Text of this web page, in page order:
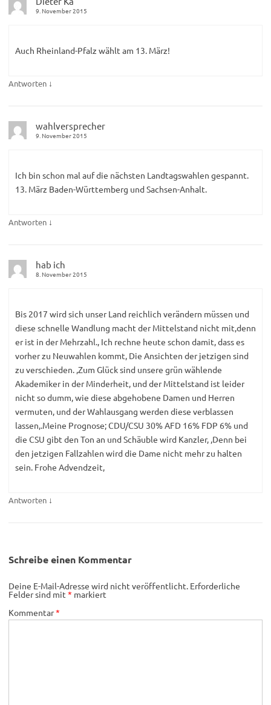
9. November 2015
Auch Rheinland-Pfalz wählt am 13. März!
Antworten ↓
wahlversprecher
9. November 2015
Ich bin schon mal auf die nächsten Landtagswahlen gespannt.
13. März Baden-Württemberg und Sachsen-Anhalt.
Antworten ↓
hab ich
8. November 2015
Bis 2017 wird sich unser Land reichlich verändern müssen und
diese schnelle Wandlung macht der Mittelstand nicht mit,denn
er ist in der Mehrzahl., Ich rechne heute schon damit, dass es
vorher zu Neuwahlen kommt, Die Ansichten der jetzigen sind
zu verschieden. ,Zum Glück sind unsere grün wählende
Akademiker in der Minderheit, und der Mittelstand ist leider
nicht so dumm, wie diese abgehobene Damen und Herren
vermuten, und der Wahlausgang werden diese verblassen
lassen,.Meine Prognose; CDU/CSU 30% AFD 16% FDP 6% und
die CSU gibt den Ton an und Schäuble wird Kanzler, ,Denn bei
den jetzigen Fallzahlen wird die Dame nicht mehr zu halten
sein. Frohe Advendzeit,
Antworten ↓
Schreibe einen Kommentar
Deine E-Mail-Adresse wird nicht veröffentlicht. Erforderliche
Felder sind mit * markiert
Kommentar*